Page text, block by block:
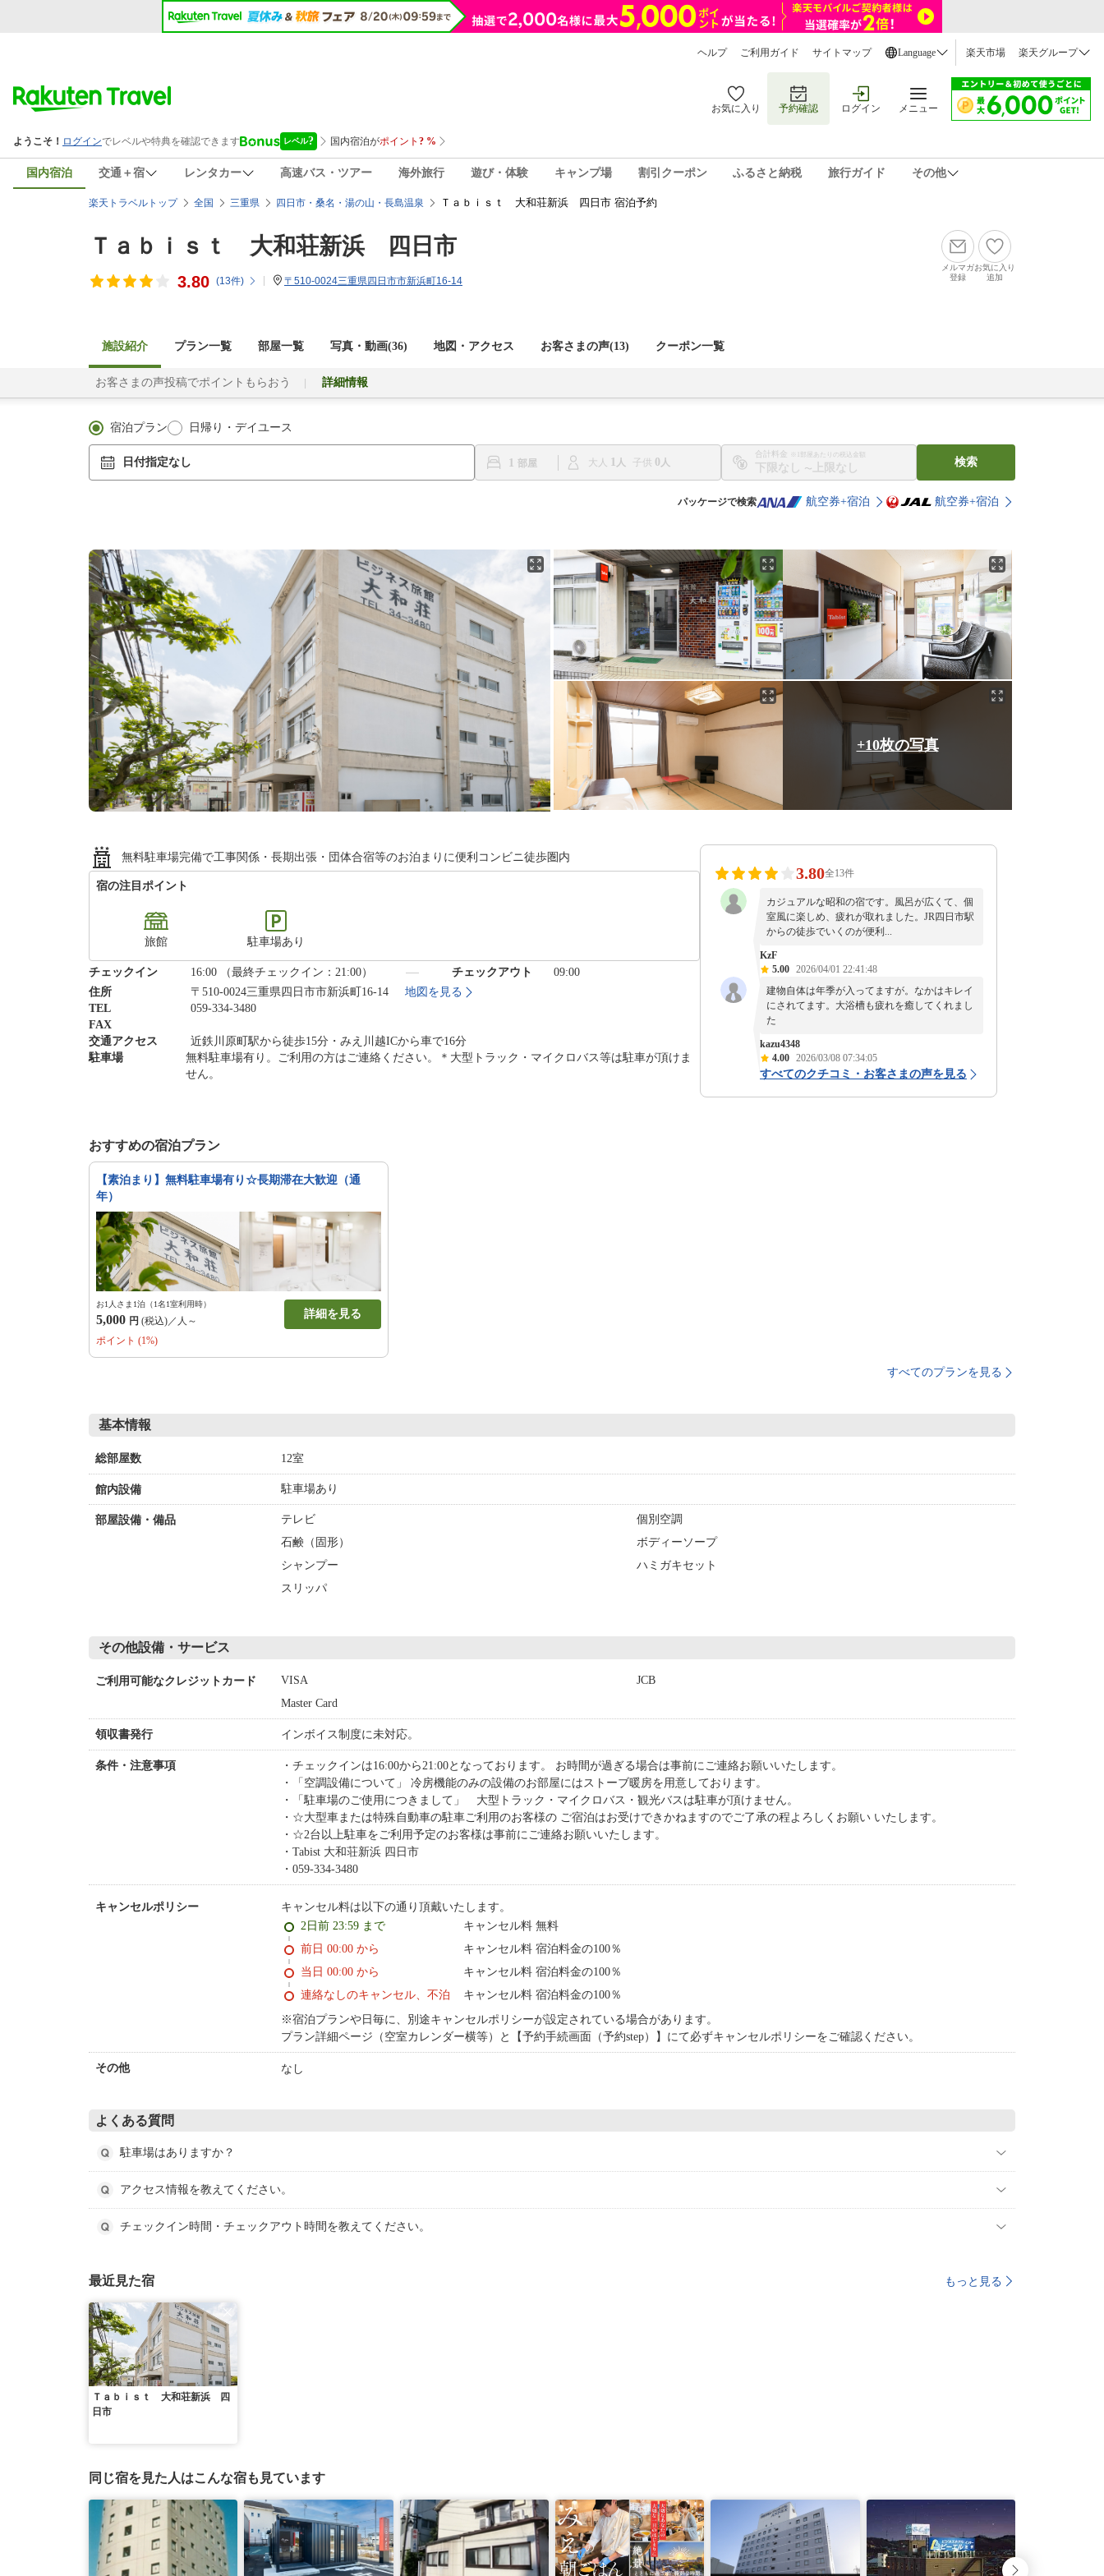
ヘルプ ご利用ガイド サイトマップ Language 楽天市場 楽天グループ
お気に入り 予約確認 ログイン メニュー
国内宿泊 交通＋宿 レンタカー 高速バス・ツアー 海外旅行 遊び・体験 キャンプ場 割引クーポン ふるさと納税 旅行ガイド その他
楽天トラベルトップ 全国 三重県 四日市・桑名・湯の山・長島温泉 Ｔａｂｉｓｔ 大和荘新浜 四日市 宿泊予約
Ｔａｂｉｓｔ 大和荘新浜 四日市
3.80 (13件) 〒510-0024三重県四日市市新浜町16-14
メルマガ
登録
お気に入り
追加
施設紹介 プラン一覧 部屋一覧 写真・動画(36) 地図・アクセス お客さまの声(13) クーポン一覧
お客さまの声投稿でポイントもらおう 詳細情報
宿泊プラン 日帰り・デイユース
日付指定なし 1 大人 1 子供 0
合計料金 ※1部屋あたりの税込金額
〜
検索
パッケージで検索 航空券+宿泊 航空券+宿泊
+10枚の写真
無料駐車場完備で工事関係・長期出張・団体合宿等のお泊まりに便利コンビニ徒歩圏内
宿の注目ポイント
旅館 駐車場あり
チェックイン 16:00 （最終チェックイン：21:00） チェックアウト
09:00
住所
〒510-0024三重県四日市市新浜町16-14
地図を見る
TEL
059-334-3480
FAX
交通アクセス
近鉄川原町駅から徒歩15分・みえ川越ICから車で16分
駐車場
無料駐車場有り。ご利用の方はご連絡ください。＊大型トラック・マイクロバス等は駐車が頂けま
せん。
3.80全13件
カジュアルな昭和の宿です。風呂が広くて、個
室風に楽しめ、疲れが取れました。JR四日市駅
からの徒歩でいくのが便利...
KzF
5.00 2026/04/01 22:41:48
建物自体は年季が入ってますが。なかはキレイ
にされてます。大浴槽も疲れを癒してくれまし
た
kazu4348
4.00 2026/03/08 07:34:05
すべてのクチコミ・お客さまの声を見る
おすすめの宿泊プラン
【素泊まり】無料駐車場有り☆長期滞在大歓迎（通
年）
お1人さま1泊（1名1室利用時）
5,000 円 (税込)／人～
詳細を見る
ポイント (1%)
すべてのプランを見る
基本情報
総部屋数 12室
館内設備 駐車場あり
部屋設備・備品 テレビ
個別空調
石鹸（固形）
ボディーソープ
シャンプー
ハミガキセット
スリッパ
その他設備・サービス
ご利用可能なクレジットカード VISA
JCB
Master Card
領収書発行 インボイス制度に未対応。
条件・注意事項
チェックインは16:00から21:00となっております。 お時間が過ぎる場合は事前にご連絡お願いいたします。
「空調設備について」 冷房機能のみの設備のお部屋にはストーブ暖房を用意しております。
「駐車場のご使用につきまして」 大型トラック・マイクロバス・観光バスは駐車が頂けません。
☆大型車または特殊自動車の駐車ご利用のお客様の ご宿泊はお受けできかねますのでご了承の程よろしくお願い いたします。
☆2台以上駐車をご利用予定のお客様は事前にご連絡お願いいたします。
Tabist 大和荘新浜 四日市
059-334-3480
キャンセルポリシー キャンセル料は以下の通り頂戴いたします。
2日前 23:59 まで
キャンセル料 無料
前日 00:00 から
キャンセル料 宿泊料金の100％
当日 00:00 から
キャンセル料 宿泊料金の100％
連絡なしのキャンセル、不泊
キャンセル料 宿泊料金の100％
※宿泊プランや日毎に、別途キャンセルポリシーが設定されている場合があります。
プラン詳細ページ（空室カレンダー横等）と【予約手続画面（予約step）】にて必ずキャンセルポリシーをご確認ください。
その他 なし
よくある質問
駐車場はありますか？
アクセス情報を教えてください。
チェックイン時間・チェックアウト時間を教えてください。
最近見た宿 もっと見る
Ｔａｂｉｓｔ 大和荘新浜 四
日市
同じ宿を見た人はこんな宿も見ています